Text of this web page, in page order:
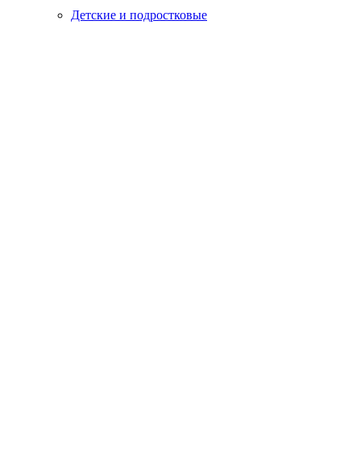
Детские и подростковые